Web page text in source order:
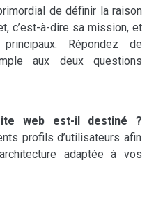
de définir la raison
c’est-à-dire sa mission, et
Répondez de
aux deux questions
web est-il destiné ?
profils d’utilisateurs afin
adaptée à vos